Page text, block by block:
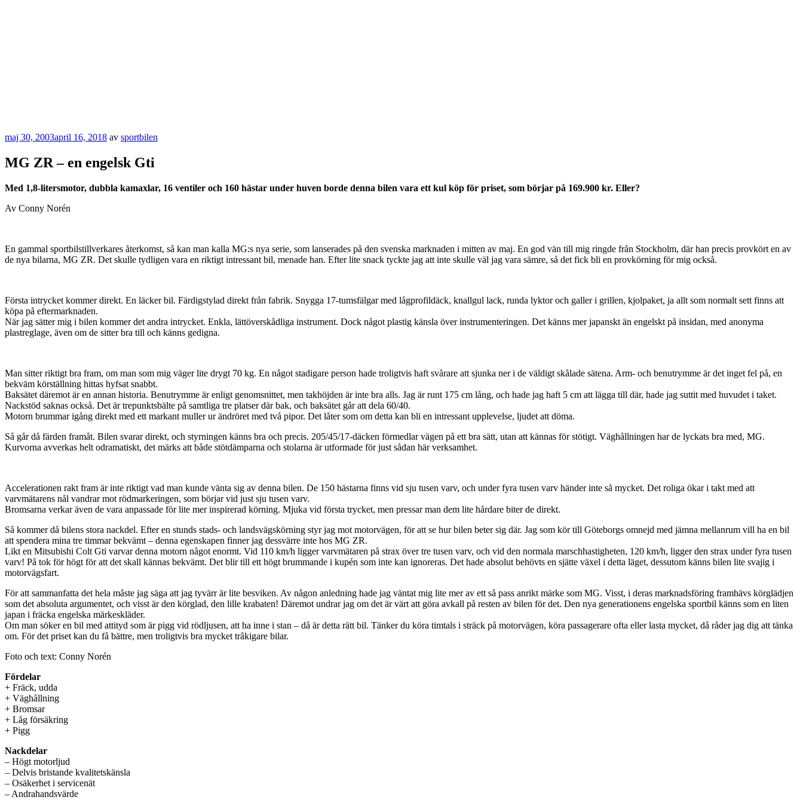
Publicerat
maj 30, 2003april 16, 2018 av sportbilen
MG ZR – en engelsk Gti
Med 1,8-litersmotor, dubbla kamaxlar, 16 ventiler och 160 hästar under huven borde denna bilen vara ett kul köp för priset, som börjar på 169.900 kr. Eller?
Av Conny Norén
En gammal sportbilstillverkares återkomst, så kan man kalla MG:s nya serie, som lanserades på den svenska marknaden i mitten av maj. En god vän till mig ringde från Stockholm, där han precis provkört en av
de nya bilarna, MG ZR. Det skulle tydligen vara en riktigt intressant bil, menade han. Efter lite snack tyckte jag att inte skulle väl jag vara sämre, så det fick bli en provkörning för mig också.
Första intrycket kommer direkt. En läcker bil. Färdigstylad direkt från fabrik. Snygga 17-tumsfälgar med lågprofildäck, knallgul lack, runda lyktor och galler i grillen, kjolpaket, ja allt som normalt sett finns att
köpa på eftermarknaden.
När jag sätter mig i bilen kommer det andra intrycket. Enkla, lättöverskådliga instrument. Dock något plastig känsla över instrumenteringen. Det känns mer japanskt än engelskt på insidan, med anonyma
plastreglage, även om de sitter bra till och känns gedigna.
Man sitter riktigt bra fram, om man som mig väger lite drygt 70 kg. En något stadigare person hade troligtvis haft svårare att sjunka ner i de väldigt skålade sätena. Arm- och benutrymme är det inget fel på, en
bekväm körställning hittas hyfsat snabbt.
Baksätet däremot är en annan historia. Benutrymme är enligt genomsnittet, men takhöjden är inte bra alls. Jag är runt 175 cm lång, och hade jag haft 5 cm att lägga till där, hade jag suttit med huvudet i taket.
Nackstöd saknas också. Det är trepunktsbälte på samtliga tre platser där bak, och baksätet går att dela 60/40.
Motorn brummar igång direkt med ett markant muller ur ändröret med två pipor. Det låter som om detta kan bli en intressant upplevelse, ljudet att döma.
Så går då färden framåt. Bilen svarar direkt, och styrningen känns bra och precis. 205/45/17-däcken förmedlar vägen på ett bra sätt, utan att kännas för stötigt. Väghållningen har de lyckats bra med, MG.
Kurvorna avverkas helt odramatiskt, det märks att både stötdämparna och stolarna är utformade för just sådan här verksamhet.
Accelerationen rakt fram är inte riktigt vad man kunde vänta sig av denna bilen. De 150 hästarna finns vid sju tusen varv, och under fyra tusen varv händer inte så mycket. Det roliga ökar i takt med att
varvmätarens nål vandrar mot rödmarkeringen, som börjar vid just sju tusen varv.
Bromsarna verkar även de vara anpassade för lite mer inspirerad körning. Mjuka vid första trycket, men pressar man dem lite hårdare biter de direkt.
Så kommer då bilens stora nackdel. Efter en stunds stads- och landsvägskörning styr jag mot motorvägen, för att se hur bilen beter sig där. Jag som kör till Göteborgs omnejd med jämna mellanrum vill ha en bil
att spendera mina tre timmar bekvämt – denna egenskapen finner jag dessvärre inte hos MG ZR.
Likt en Mitsubishi Colt Gti varvar denna motorn något enormt. Vid 110 km/h ligger varvmätaren på strax över tre tusen varv, och vid den normala marschhastigheten, 120 km/h, ligger den strax under fyra tusen
varv! På tok för högt för att det skall kännas bekvämt. Det blir till ett högt brummande i kupén som inte kan ignoreras. Det hade absolut behövts en sjätte växel i detta läget, dessutom känns bilen lite svajig i
motorvägsfart.
För att sammanfatta det hela måste jag säga att jag tyvärr är lite besviken. Av någon anledning hade jag väntat mig lite mer av ett så pass anrikt märke som MG. Visst, i deras marknadsföring framhävs körglädjen
som det absoluta argumentet, och visst är den körglad, den lille krabaten! Däremot undrar jag om det är värt att göra avkall på resten av bilen för det. Den nya generationens engelska sportbil känns som en liten
japan i fräcka engelska märkeskläder.
Om man söker en bil med attityd som är pigg vid rödljusen, att ha inne i stan – då är detta rätt bil. Tänker du köra timtals i sträck på motorvägen, köra passagerare ofta eller lasta mycket, då råder jag dig att tänka
om. För det priset kan du få bättre, men troligtvis bra mycket tråkigare bilar.
Foto och text: Conny Norén
Fördelar
+ Fräck, udda
+ Väghållning
+ Bromsar
+ Låg försäkring
+ Pigg
Nackdelar
– Högt motorljud
– Delvis bristande kvalitetskänsla
– Osäkerhet i servicenät
– Andrahandsvärde